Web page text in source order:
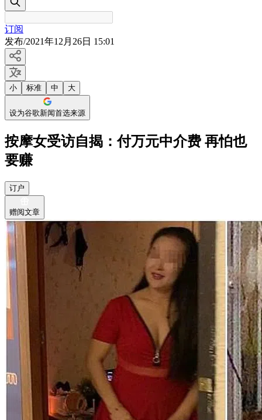
订阅
发布/2021年12月26日 15:01
小 标准 中 大
设为谷歌新闻首选来源
按摩女受访自揭：付万元中介费 再怕也
要赚
订户
赠阅文章